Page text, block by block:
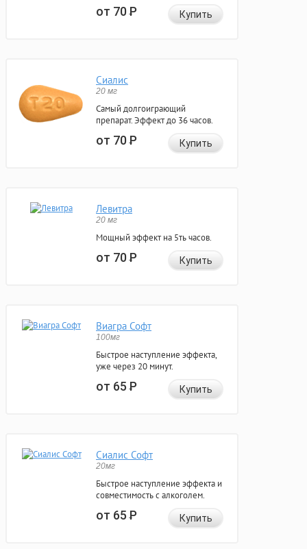
от 70Р Купить
Сиалис
20 мг
Самый долгоиграющий
препарат. Эффект до 36 часов.
от 70Р Купить
Левитра
20 мг
Мощный эффект на 5ть часов.
от 70Р Купить
Виагра Софт
100мг
Быстрое наступление эффекта,
уже через 20 минут.
от 65Р Купить
Сиалис Софт
20мг
Быстрое наступление эффекта и
совместимость с алкоголем.
от 65Р Купить